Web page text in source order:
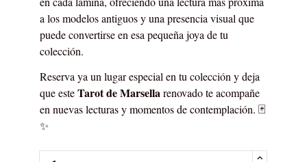
a los modelos antiguos y una presencia visual que
puede convertirse en esa pequeña joya de tu
colección.
Reserva ya un lugar especial en tu colección y deja
que esteTarot de Marsellarenovado te acompañe
en nuevas lecturas y momentos de contemplación. 🃏
✨